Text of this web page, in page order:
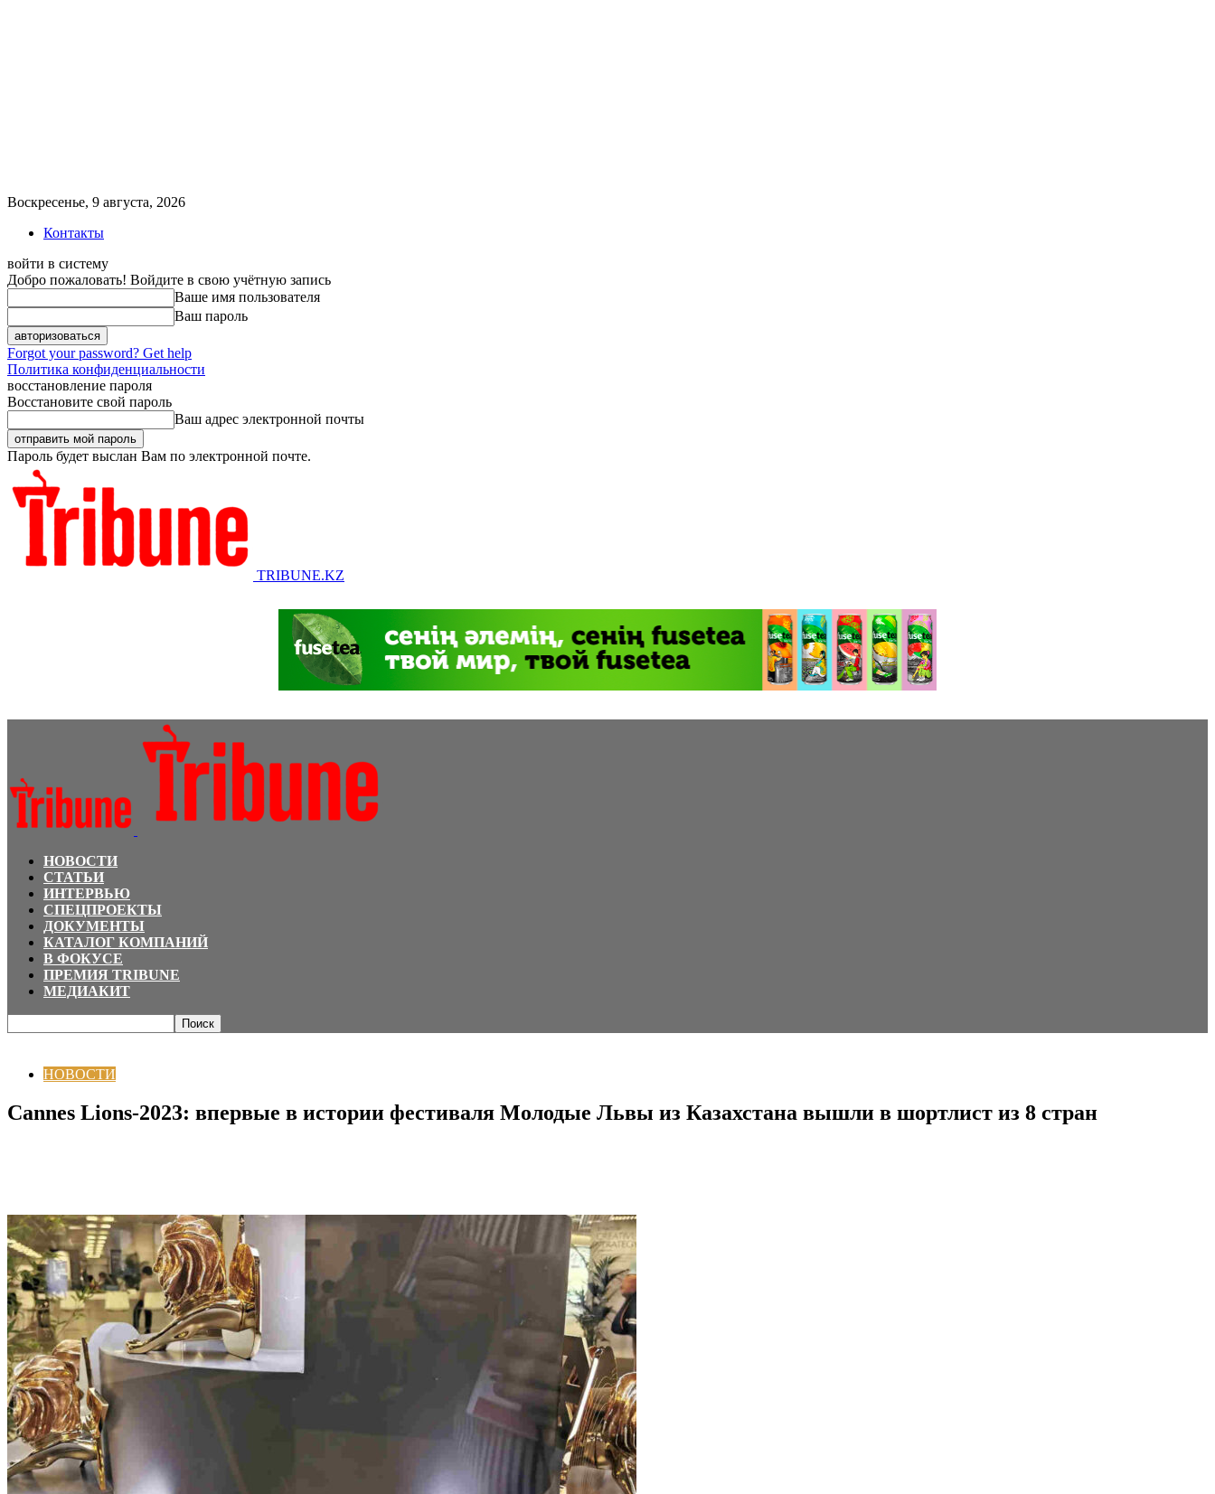
Воскресенье, 9 августа, 2026
Контакты
войти в систему
Добро пожаловать! Войдите в свою учётную запись
Ваше имя пользователя
Ваш пароль
Forgot your password? Get help
Политика конфиденциальности
восстановление пароля
Восстановите свой пароль
Ваш адрес электронной почты
Пароль будет выслан Вам по электронной почте.
TRIBUNE.KZ
НОВОСТИ
СТАТЬИ
ИНТЕРВЬЮ
СПЕЦПРОЕКТЫ
ДОКУМЕНТЫ
КАТАЛОГ КОМПАНИЙ
В ФОКУСЕ
ПРЕМИЯ TRIBUNE
МЕДИАКИТ
НОВОСТИ
Cannes Lions-2023: впервые в истории фестиваля Молодые Львы из Казахстана вышли в шортлист из 8 стран